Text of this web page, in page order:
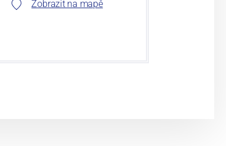
Zobrazit na mapě